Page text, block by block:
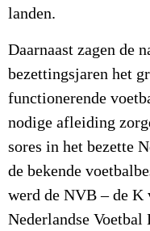
landen.
Daarnaast zagen de
bezettingsjaren het
functionerende
nodige afleiding
sores in het bezette
de bekende
werd de NVB – de
Nederlandse